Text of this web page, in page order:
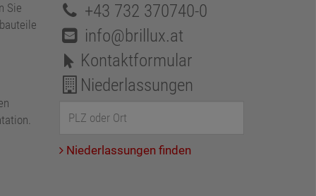
Sie
+43 732 370740-0
info@brillux.at
Kontaktformular
Niederlassungen
Niederlassungen finden